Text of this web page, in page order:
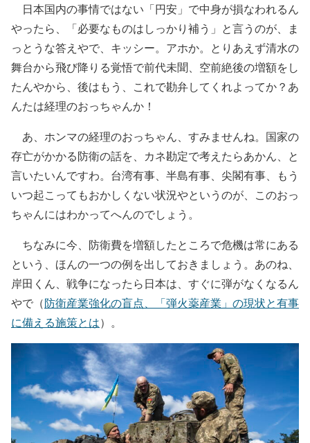
日本国内の事情ではない「円安」で中身が損なわれるん
やったら、「必要なものはしっかり補う」と言うのが、ま
っとうな答えやで、キッシー。アホか。とりあえず清水の
舞台から飛び降りる覚悟で前代未聞、空前絶後の増額をし
たんやから、後はもう、これで勘弁してくれよってか？あ
んたは経理のおっちゃんか！
あ、ホンマの経理のおっちゃん、すみませんね。国家の
存亡がかかる防衛の話を、カネ勘定で考えたらあかん、と
言いたいんですわ。台湾有事、半島有事、尖閣有事、もう
いつ起こってもおかしくない状況やというのが、このおっ
ちゃんにはわかってへんのでしょう。
ちなみに今、防衛費を増額したところで危機は常にある
という、ほんの一つの例を出しておきましょう。あのね、
岸田くん、戦争になったら日本は、すぐに弾がなくなるん
やで（防衛産業強化の盲点、「弾火薬産業」の現状と有事
に備える施策とは）。